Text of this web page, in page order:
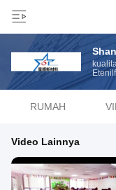
RUMAH
Video Lainnya